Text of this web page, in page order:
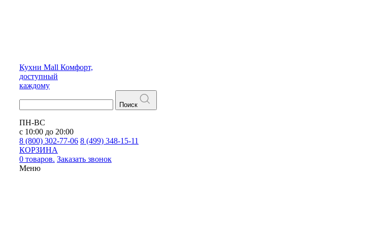
Кухни Mall Комфорт,
доступный
каждому
Поиск
ПН-ВС
с 10:00 до 20:00
8 (800) 302-77-06 8 (499) 348-15-11
КОРЗИНА
0 товаров. Заказать звонок
Меню